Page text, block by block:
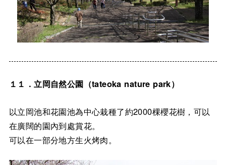
１１．立岡自然公園（tateoka nature park）
以立岡池和花園池為中心栽種了約2000棵櫻花樹，可以
在廣闊的園內到處賞花。
可以在一部分地方生火烤肉。